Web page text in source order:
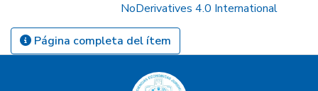
NoDerivatives 4.0 International
Página completa del ítem